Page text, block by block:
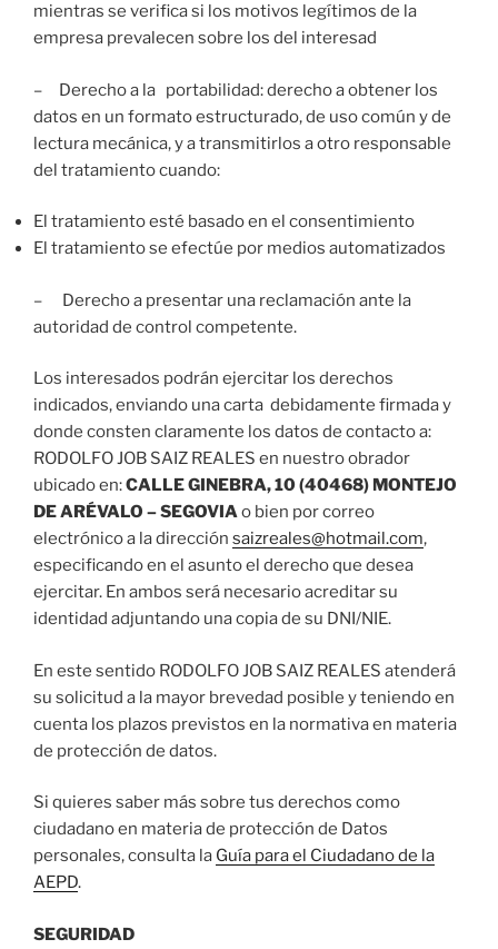
mientras se verifica si los motivos legítimos de la
empresa prevalecen sobre los del interesad
– Derecho a la portabilidad: derecho a obtener los
datos en un formato estructurado, de uso común y de
lectura mecánica, y a transmitirlos a otro responsable
del tratamiento cuando:
El tratamiento esté basado en el consentimiento
El tratamiento se efectúe por medios automatizados
– Derecho a presentar una reclamación ante la
autoridad de control competente.
Los interesados podrán ejercitar los derechos
indicados, enviando una carta debidamente firmada y
donde consten claramente los datos de contacto a:
RODOLFO JOB SAIZ REALES en nuestro obrador
ubicado en:CALLE GINEBRA, 10 (40468) MONTEJO
DE ARÉVALO – SEGOVIAo bien por correo
electrónico a la dirección saizreales@hotmail.com,
especificando en el asunto el derecho que desea
ejercitar. En ambos será necesario acreditar su
identidad adjuntando una copia de su DNI/NIE.
En este sentido RODOLFO JOB SAIZ REALES atenderá
su solicitud a la mayor brevedad posible y teniendo en
cuenta los plazos previstos en la normativa en materia
de protección de datos.
Si quieres saber más sobre tus derechos como
ciudadano en materia de protección de Datos
personales, consulta la Guía para el Ciudadano de la
AEPD.
SEGURIDAD